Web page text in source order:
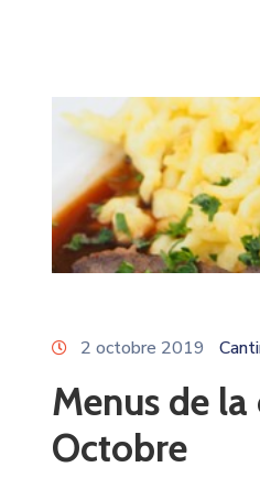
2 octobre 2019
Menus de
Octobre